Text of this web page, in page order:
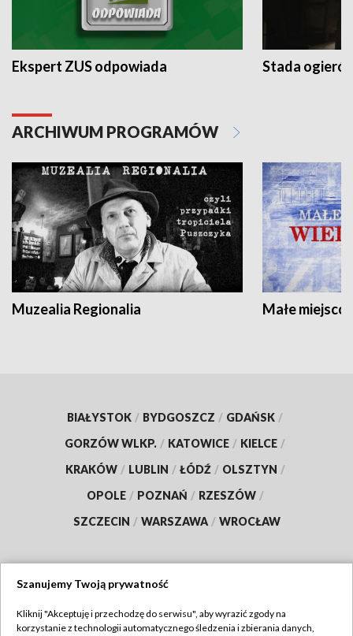
Ekspert ZUS odpowiada Stada
ARCHIWUM PROGRAMÓW
Muzealia Regionalia Małe
BIAŁYSTOK / BYDGOSZCZ / GDAŃSK /
GORZÓW WLKP. / KATOWICE / KIELCE /
KRAKÓW / LUBLIN / ŁÓDŹ / OLSZTYN /
OPOLE / POZNAŃ / RZESZÓW /
SZCZECIN / WARSZAWA / WROCŁAW
TVP
Szanujemy Twoją prywatność
Kliknij "Akceptuję i przechodzę do serwisu", aby wyrazić zgody na
korzystanie z technologii automatycznego śledzenia i zbierania danych,